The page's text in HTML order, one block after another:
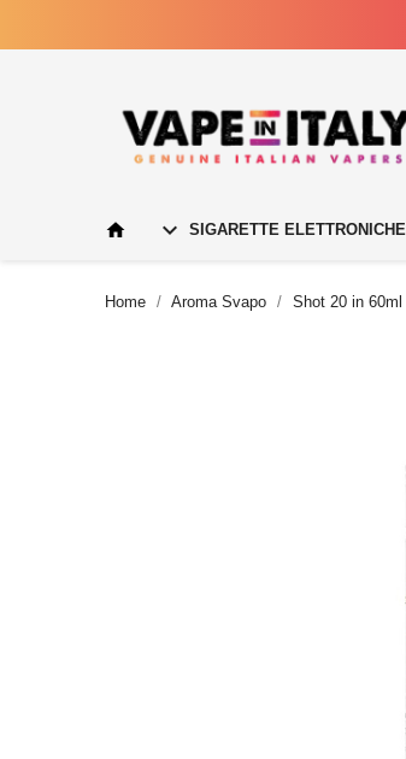
  SIGARETTE ELETTRONICHE
Home Aroma Svapo Shot 20 in 60ml